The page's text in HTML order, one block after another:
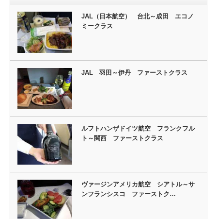
JAL（日本航空） 台北～成田 エコノ
ミークラス
JAL 羽田～伊丹 ファーストクラス
ルフトハンザドイツ航空 フランクフル
ト～関西 ファーストクラス
ヴァージンアメリカ航空 シアトル～サ
ンフランシスコ ファーストク…